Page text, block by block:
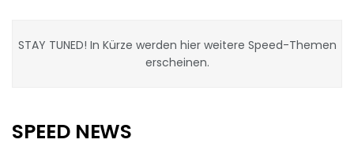
STAY TUNED! In Kürze werden hier weitere Speed-Themen
erscheinen.
SPEED NEWS